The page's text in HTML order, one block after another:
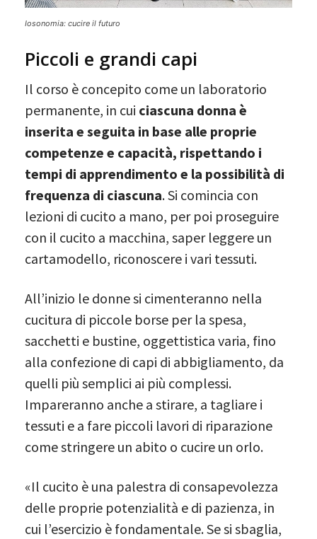
Iosonomia: cucire il futuro
Piccoli e grandi capi
Il corso è concepito come un laboratorio
permanente, in cui ciascuna donna è
inserita e seguita in base alle proprie
competenze e capacità, rispettando i
tempi di apprendimento e la possibilità di
frequenza di ciascuna. Si comincia con
lezioni di cucito a mano, per poi proseguire
con il cucito a macchina, saper leggere un
cartamodello, riconoscere i vari tessuti.
All’inizio le donne si cimenteranno nella
cucitura di piccole borse per la spesa,
sacchetti e bustine, oggettistica varia, fino
alla confezione di capi di abbigliamento, da
quelli più semplici ai più complessi.
Impareranno anche a stirare, a tagliare i
tessuti e a fare piccoli lavori di riparazione
come stringere un abito o cucire un orlo.
«Il cucito è una palestra di consapevolezza
delle proprie potenzialità e di pazienza, in
cui l’esercizio è fondamentale. Se si sbaglia,